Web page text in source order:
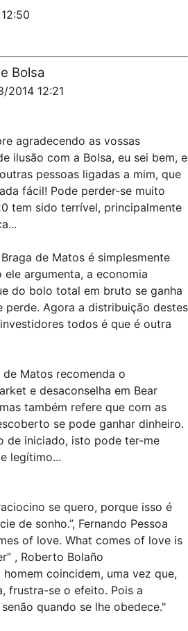
Bolsa
2014 12:21
agradecendo as vossas
ilusão com a Bolsa, eu sei bem, e
pessoas ligadas a mim, que
fácil! Pode perder-se muito
tem sido terrível, principalmente
de Matos é simplesmente
argumenta, a economia
do bolo total em bruto se ganha
perde. Agora a distribuição destes
todos é que é outra
Matos recomenda o
e desaconselha em Bear
também refere que com as
se pode ganhar dinheiro.
de iniciado, isto pode ter-me
legítimo...
se quero, porque isso é
de sonho.”, Fernando Pessoa
of love. What comes of love is
, Roberto Bolaño
coincidem, uma vez que,
frustra-se o efeito. Pois a
quando se lhe obedece."